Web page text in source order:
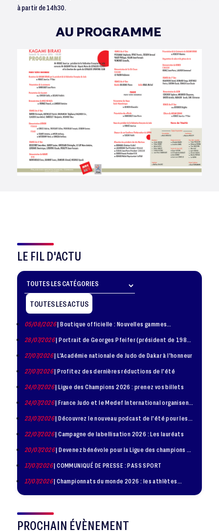
à partir de 14h30.
AU PROGRAMME
LE FIL D'ACTU
TOUTES LES ACTUS
05/08/2026| Boutique officielle : Nouvelles gammes
28/07/2026| Portrait de Georges Pfeifer (président de 1981
27/07/2026| L'Académie nationale de Judo de Dakar à l'honneur
27/07/2026| Profitez des dernières réductions de l'été
24/07/2026| Ligue des Champions 2026 : prenez vos billets
24/07/2026| France Judo et le Medef International organisent
23/07/2026| Découvrez le nouveau podcast de l'été pour les
22/07/2026| Campagne de labellisation 2026 : Les lauréats
20/07/2026| Devenez bénévole pour la Ligue des champions de
17/07/2026| COMMUNIQUÉ DE PRESSE : PASS SPORT
17/07/2026| Championnats du monde 2026 : les athlètes
PROCHAIN ÉVÈNEMENT